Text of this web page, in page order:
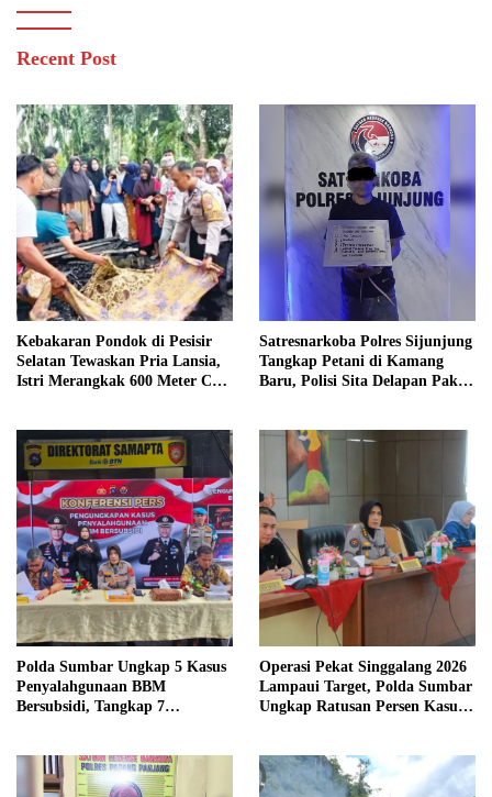
Recent Post
Kebakaran Pondok di Pesisir
Selatan Tewaskan Pria Lansia,
Istri Merangkak 600 Meter Cari
Satresnarkoba Polres Sijunjung
Tangkap Petani di Kamang
Baru, Polisi Sita Delapan Paket
Polda Sumbar Ungkap 5 Kasus
Penyalahgunaan BBM
Bersubsidi, Tangkap 7
Operasi Pekat Singgalang 2026
Lampaui Target, Polda Sumbar
Ungkap Ratusan Persen Kasus